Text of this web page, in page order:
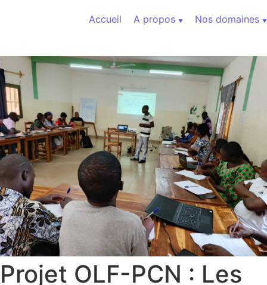
Accueil
A propos Nos domaines
Projet OLF-PCN : Les